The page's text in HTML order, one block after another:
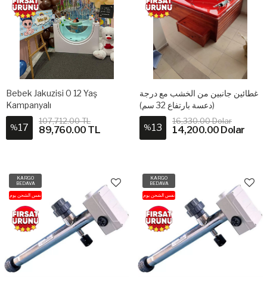
Bebek Jakuzisi 0 12 Yaş
Kampanyalı
%17
107,712.00 TL
89,760.00 TL
غطائين جانبين من الخشب مع درجة
(دعسة بارتفاع 32 سم)
%13
16,330.00 Dolar
14,200.00 Dolar
KARGO
BEDAVA
نفس الشحن يوم
KARGO
BEDAVA
نفس الشحن يوم